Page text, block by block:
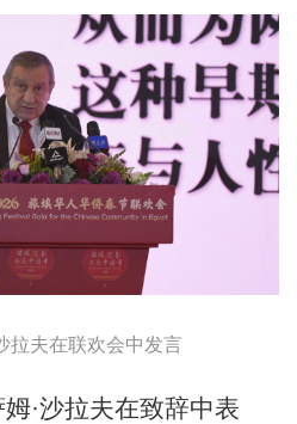
拉夫在联欢会中发言
沙拉夫在致辞中表